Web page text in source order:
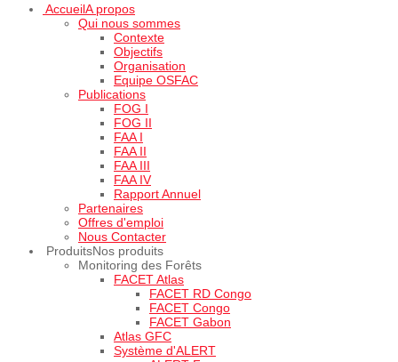
AccueilA propos
Qui nous sommes
Contexte
Objectifs
Organisation
Equipe OSFAC
Publications
FOG I
FOG II
FAA I
FAA II
FAA III
FAA IV
Rapport Annuel
Partenaires
Offres d'emploi
Nous Contacter
ProduitsNos produits
Monitoring des Forêts
FACET Atlas
FACET RD Congo
FACET Congo
FACET Gabon
Atlas GFC
Système d'ALERT